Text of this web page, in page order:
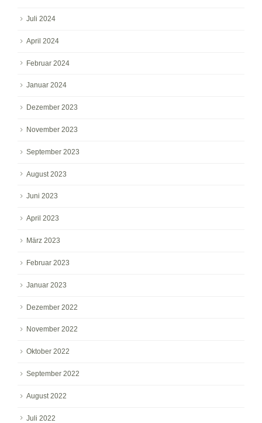
Juli 2024
April 2024
Februar 2024
Januar 2024
Dezember 2023
November 2023
September 2023
August 2023
Juni 2023
April 2023
März 2023
Februar 2023
Januar 2023
Dezember 2022
November 2022
Oktober 2022
September 2022
August 2022
Juli 2022